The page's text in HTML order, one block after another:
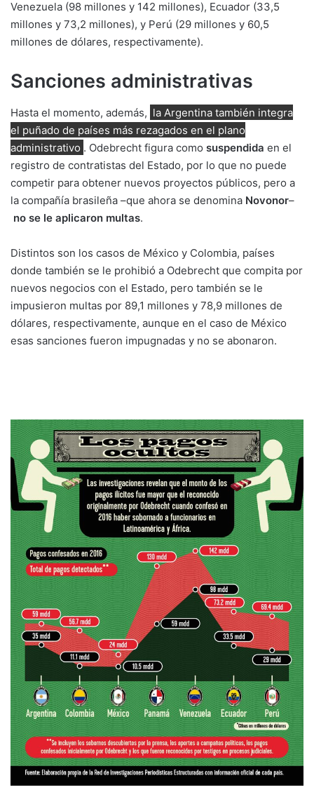
Venezuela (98 millones y 142 millones), Ecuador (33,5
millones y 73,2 millones), y Perú (29 millones y 60,5
millones de dólares, respectivamente).
Sanciones administrativas
Hasta el momento, además, la Argentina también integra
el puñado de países más rezagados en el plano
administrativo . Odebrecht figura como suspendida en el
registro de contratistas del Estado, por lo que no puede
competir para obtener nuevos proyectos públicos, pero a
la compañía brasileña –que ahora se denomina Novonor–
no se le aplicaron multas.
Distintos son los casos de México y Colombia, países
donde también se le prohibió a Odebrecht que compita por
nuevos negocios con el Estado, pero también se le
impusieron multas por 89,1 millones y 78,9 millones de
dólares, respectivamente, aunque en el caso de México
esas sanciones fueron impugnadas y no se abonaron.